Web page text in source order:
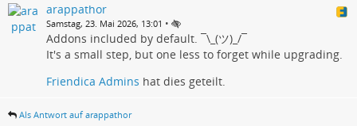
arappathor
Samstag, 23. Mai 2026, 13:01 •
Addons included by default. ¯\_(ツ)_/¯
It's a small step, but one less to forget while upgrading.
Friendica Admins hat dies geteilt.
Als Antwort auf arappathor